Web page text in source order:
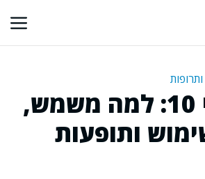
קטוספריי 10: למה משמש,
ותופעות